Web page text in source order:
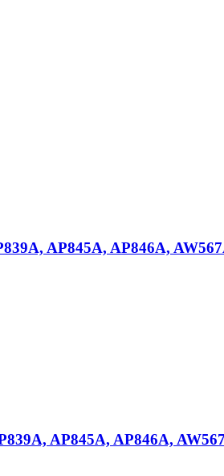
AP845A, AP846A,
AP845A, AP846A,